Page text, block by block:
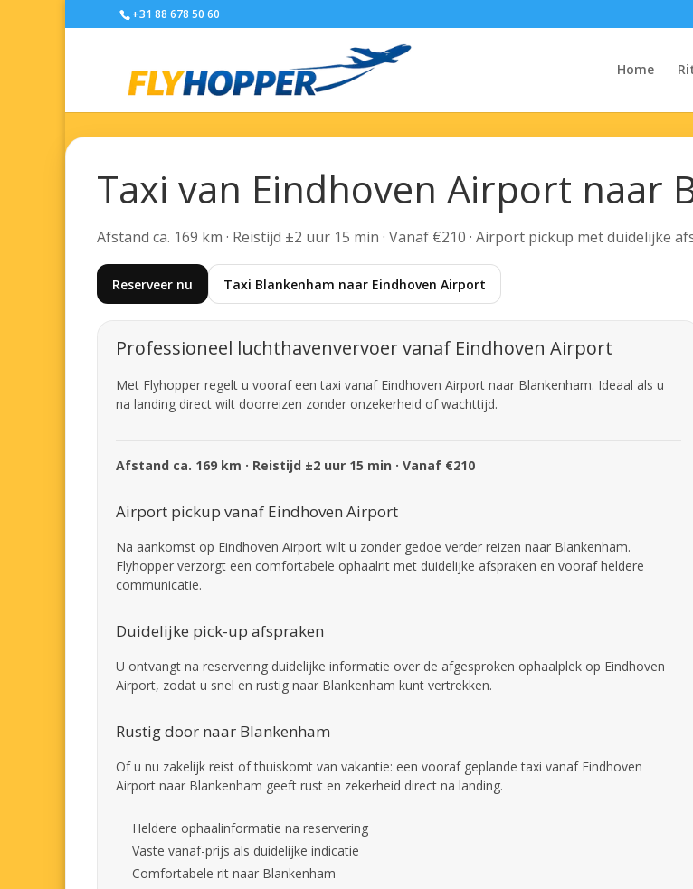
+31 88 678 50 60
Home
Taxi van Eindhoven Airport naar
Afstand ca. 169 km · Reistijd ±2 uur 15 min · Vanaf €210 · Airport pickup met duidelijke
Reserveer nu Taxi Blankenham naar Eindhoven Airport
Professioneel luchthavenvervoer vanaf Eindhoven Airport
Met Flyhopper regelt u vooraf een taxi vanaf Eindhoven Airport naar Blankenham. Ideaal als u
na landing direct wilt doorreizen zonder onzekerheid of wachttijd.
Afstand ca. 169 km · Reistijd ±2 uur 15 min · Vanaf €210
Airport pickup vanaf Eindhoven Airport
Na aankomst op Eindhoven Airport wilt u zonder gedoe verder reizen naar Blankenham.
Flyhopper verzorgt een comfortabele ophaalrit met duidelijke afspraken en vooraf heldere
communicatie.
Duidelijke pick-up afspraken
U ontvangt na reservering duidelijke informatie over de afgesproken ophaalplek op Eindhoven
Airport, zodat u snel en rustig naar Blankenham kunt vertrekken.
Rustig door naar Blankenham
Of u nu zakelijk reist of thuiskomt van vakantie: een vooraf geplande taxi vanaf Eindhoven
Airport naar Blankenham geeft rust en zekerheid direct na landing.
Heldere ophaalinformatie na reservering
Vaste vanaf-prijs als duidelijke indicatie
Comfortabele rit naar Blankenham